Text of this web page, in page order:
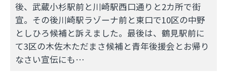
後、武蔵小杉駅前と川崎駅西口通りと2カ所で街
宣。その後川崎駅ラゾーナ前と東口で10区の中野
としひろ候補と訴えました。最後は、鶴見駅前に
て3区の木佐木ただまさ候補と青年後援会とお帰り
なさい宣伝にも…